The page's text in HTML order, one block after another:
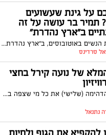
על גינת שעשועים
תמיר בר עושה על זה
ב"ארץ נהדרת"
ברקע הדרת הנשים באוטובוסים, ב"ארץ נהדרת" של קשת 12 יצרו מערכון שעושה צחוק מהמצב בכיכובו של תמיר בר שמגלם דמות של פקח שכל תפקידו לוודא שההפרדה בגן השעשועים ממומשת: "אדם וחווה היו ביחד בגן וראינו איך זה נגמר. אם היה שם פקח עד היום היינו בגן עדן". צפו
של נועה קירל בחצי
נועה קירל הדהימה (שלישי) את כל מי שצפה בחצי הגמר האירוויזיון הלהיט "יוניקורן", עד כדי כך שהיא העפילה לגמר האירוויזיון. צפו בביצוע הפנומנל: